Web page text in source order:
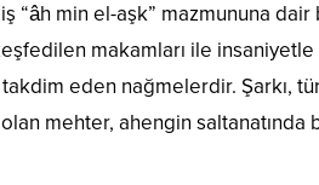
“âh min el-aşk” mazmununa dair
makamları ile insaniyetle
eden nağmelerdir. Şarkı,
mehter, ahengin saltanatında